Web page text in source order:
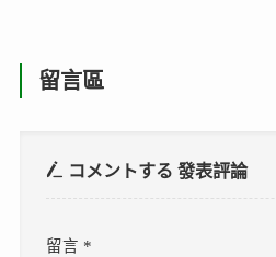
留言區
コメントする發表評論
留言 *